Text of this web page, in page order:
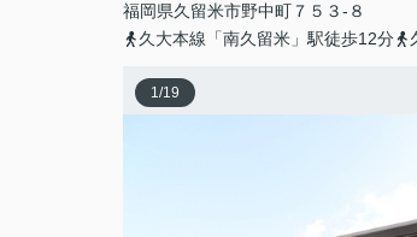
福岡県久留米市野中町 ７５３-８
久大本線「南久留米」駅徒歩12分
1/19